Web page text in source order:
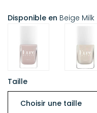
Disponible en Beige Milk
Taille